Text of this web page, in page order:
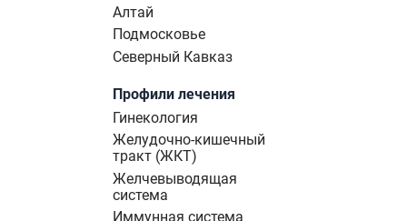
Алтай
Подмосковье
Северный Кавказ
Профили лечения
Гинекология
Желудочно-кишечный
тракт (ЖКТ)
Желчевыводящая
система
Иммунная система